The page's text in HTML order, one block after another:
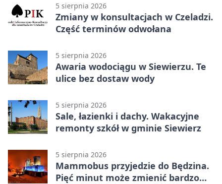
5 sierpnia 2026
Zmiany w konsultacjach w Czeladzi.
Część terminów odwołana
5 sierpnia 2026
Awaria wodociągu w Siewierzu. Te
ulice bez dostaw wody
5 sierpnia 2026
Sale, łazienki i dachy. Wakacyjne
remonty szkół w gminie Siewierz
5 sierpnia 2026
Mammobus przyjedzie do Będzina.
Pięć minut może zmienić bardzo